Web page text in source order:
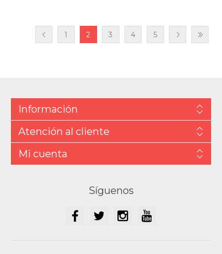
1 2 3 4 5
Información
Atención al cliente
Mi cuenta
Síguenos